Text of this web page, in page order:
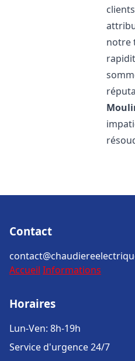
notre
Contact
Accueil Informations
Horaires
Lun-Ven: 8h-19h
Service d'urgence 24/7